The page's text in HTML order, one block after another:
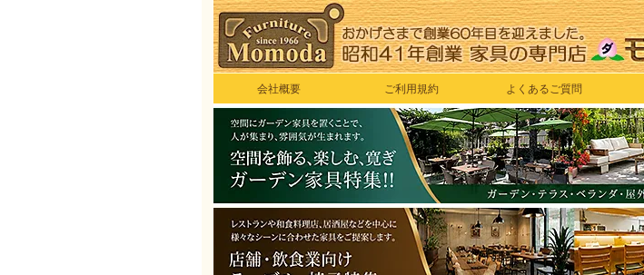
会社概要 ご利用規約 よくあるご質問